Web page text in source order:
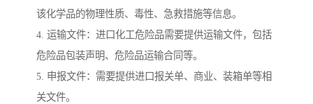
该化学品的物理性质、毒性、急救措施等信息。
4. 运输文件：进口化工危险品需要提供运输文件，包括
危险品包装声明、危险品运输合同等。
5. 申报文件：需要提供进口报关单、商业、装箱单等相
关文件。